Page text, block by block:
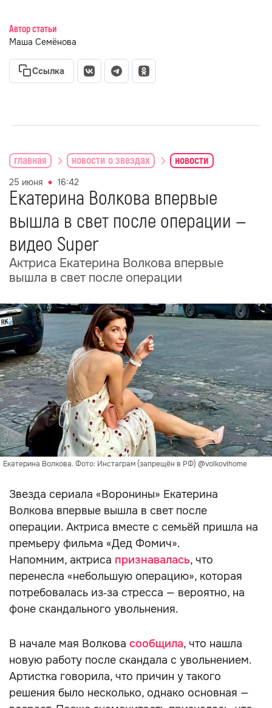
Автор статьи
Маша Семёнова
Ссылка
главная новости о звездах новости
25 июня 16:42
Екатерина Волкова впервые
вышла в свет после операции —
видео Super
Актриса Екатерина Волкова впервые
вышла в свет после операции
Екатерина Волкова. Фото: Инстаграм (запрещён в РФ) @volkovihome
Звезда сериала «Воронины» Екатерина
Волкова впервые вышла в свет после
операции. Актриса вместе с семьёй пришла на
премьеру фильма «Дед Фомич».
Напомним, актриса признавалась, что
перенесла «небольшую операцию», которая
потребовалась из‑за стресса — вероятно, на
фоне скандального увольнения.
В начале мая Волкова сообщила, что нашла
новую работу после скандала с увольнением.
Артистка говорила, что причин у такого
решения было несколько, однако основная —